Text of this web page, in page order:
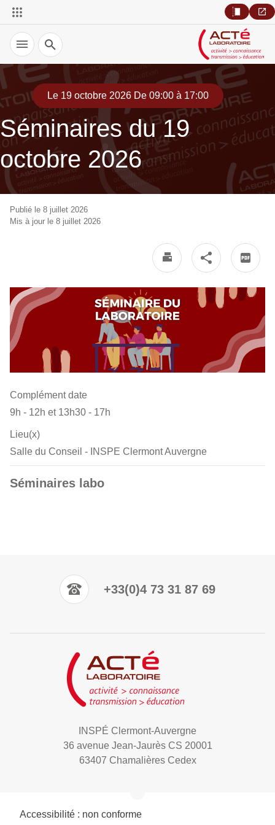
Recherche
Le 19 octobre 2026 De 09:00 à 17:00
Séminaires du 19
octobre 2026
Publié le 8 juillet 2026
Mis à jour le 8 juillet 2026
Complément date
9h - 12h et 13h30 - 17h
Lieu(x)
Salle du Conseil - INSPE Clermont Auvergne
Séminaires labo
+33(0)4 73 31 87 69
INSPÉ Clermont-Auvergne
36 avenue Jean-Jaurès CS 20001
63407 Chamalières Cedex
Accessibilité : non conforme